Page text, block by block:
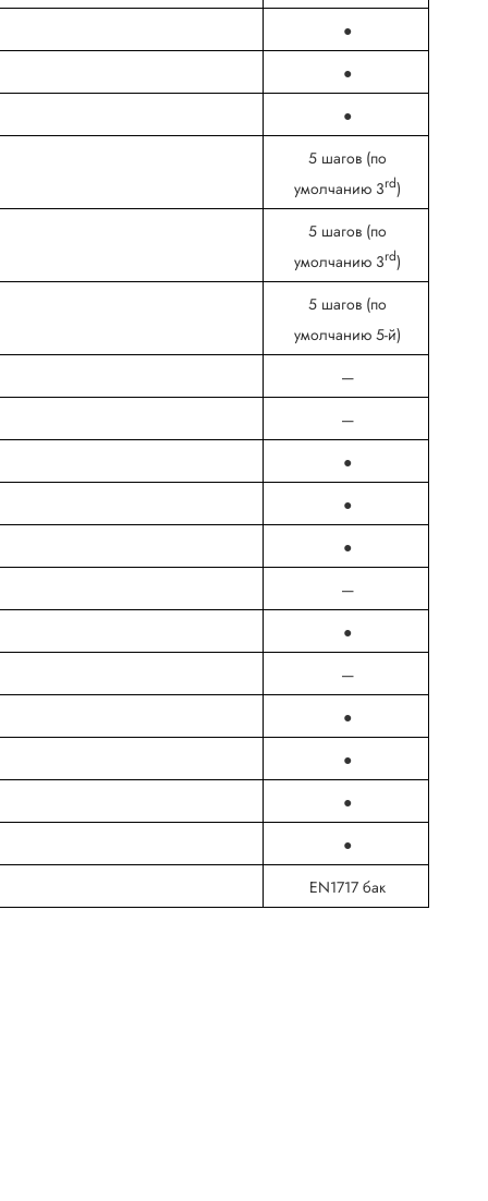
●
●
●
5 шагов (по
умолчанию 3rd)
5 шагов (по
умолчанию 3rd)
5 шагов (по
умолчанию 5-й)
—
—
●
●
●
—
●
—
●
●
●
●
EN1717 бак